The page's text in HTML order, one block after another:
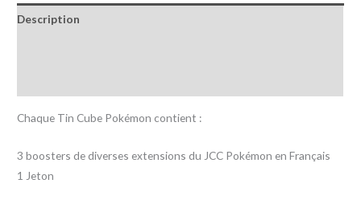
Description
Chaque Tin Cube Pokémon contient :
3 boosters de diverses extensions du JCC Pokémon en Français
1 Jeton